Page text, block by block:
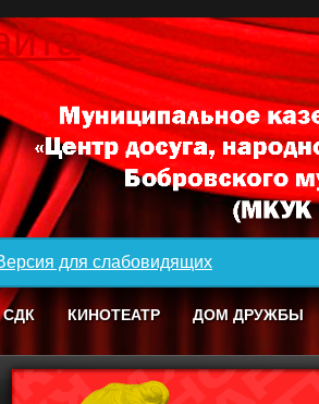
для слабовидящих
СДК КИНОТЕАТР ДОМ ДРУЖБЫ